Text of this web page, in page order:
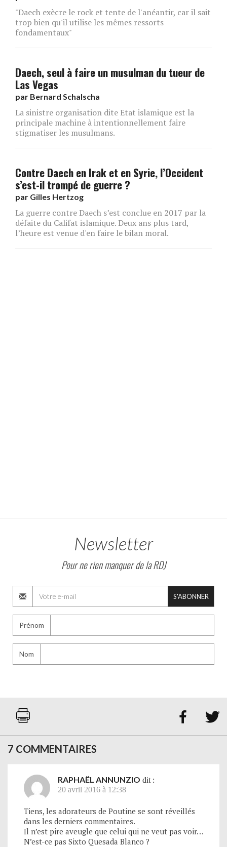
"Daech exècre le rock et tente de l'anéantir, car il sait
trop bien qu'il utilise les mêmes ressorts
fondamentaux"
Daech, seul à faire un musulman du tueur de
Las Vegas
par Bernard Schalscha
La sinistre organisation dite Etat islamique est la
principale machine à intentionnellement faire
stigmatiser les musulmans.
Contre Daech en Irak et en Syrie, l’Occident
s’est-il trompé de guerre ?
par Gilles Hertzog
La guerre contre Daech s’est conclue en 2017 par la
défaite du Califat islamique. Deux ans plus tard,
l’heure est venue d'en faire le bilan moral.
Newsletter
Pour ne rien manquer de la RDJ
S'ABONNER
Prénom
Nom
 
7 COMMENTAIRES
RAPHAËL ANNUNZIO dit :
20 avril 2016 à 12:38
Tiens, les adorateurs de Poutine se sont réveillés
dans les derniers commentaires.
Il n’est pire aveugle que celui qui ne veut pas voir…
N’est-ce pas Sixto Quesada Blanco ?